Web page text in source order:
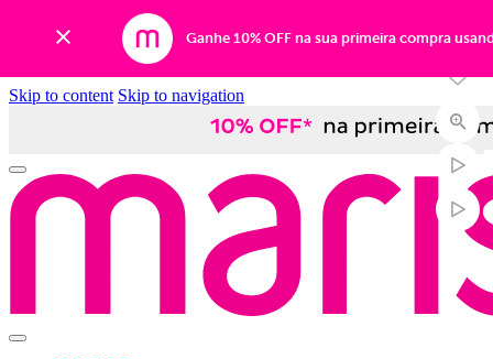
Ganhe 10% OFF na sua primeira compra
Skip to content Skip to navigation